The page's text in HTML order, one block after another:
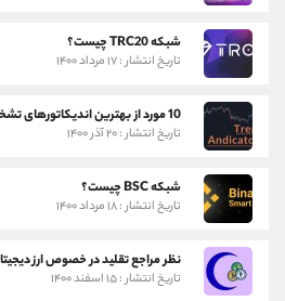
شبکه TRC20 چیست؟
تاریخ انتشار : ۱۷ مرداد ۱۴۰۰
10 مورد از بهترین اندیکاتورهای تشخیص روند
تاریخ انتشار : ۲۰ آذر ۱۴۰۰
شبکه BSC چیست؟
تاریخ انتشار : ۱۸ مرداد ۱۴۰۰
نظر مراجع تقلید در خصوص ارز
تاریخ انتشار : ۱۵ اسفند ۱۴۰۰